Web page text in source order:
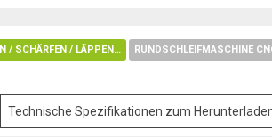
SCHLEIFEN / SCHÄRFEN / LÄPPEN / ENTGRATUNG / POLIEREN RUNDSCHLEIFMASCHINE
Technische Spezifikationen zum